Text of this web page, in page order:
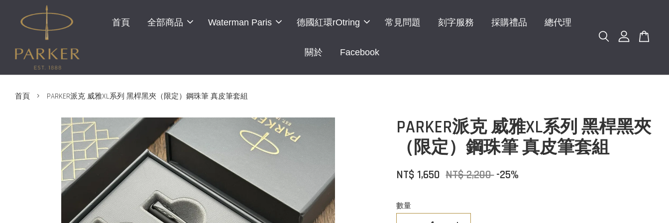
首頁 全部商品 Waterman Paris 德國紅環rOtring 常見問題 刻字服務 採購禮品 總代理
關於 Facebook
首頁 › PARKER派克 威雅XL系列 黑桿黑夾（限定）鋼珠筆 真皮筆套組
PARKER派克 威雅XL系列 黑桿黑夾
（限定）鋼珠筆 真皮筆套組
NT$ 1,650 NT$ 2,200-25%
數量